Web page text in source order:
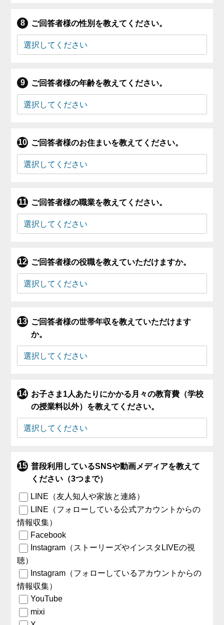
ご回答者様の性別を教えてください。
ご回答者様の年齢を教えてください。
ご回答者様のお住まいを教えてください。
ご回答者様の職業を教えてください。
ご回答者様の役職を教えていただけますか。
ご回答者様の世帯年収を教えていただけます
か。
お子さま1人あたりにかかる月々の教育費（学校
の授業料以外）を教えてください。
普段利用しているSNSや動画メディアを教えて
ください（3つまで）
LINE（友人知人や家族と連絡）
LINE（フォローしている公式アカウントからの
情報収集）
Facebook
Instagram（ストーリーズやインスタLIVEの視
聴）
Instagram（フォローしているアカウントからの
情報収集）
YouTube
mixi